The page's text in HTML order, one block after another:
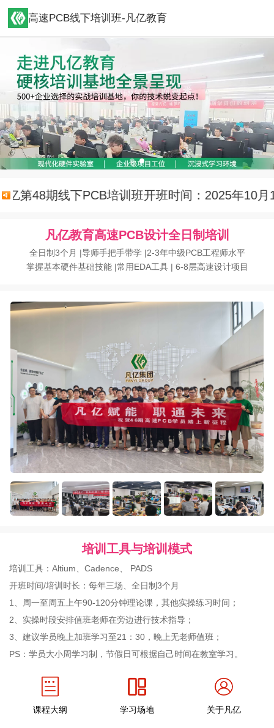
高速PCB线下培训班-凡亿教育
第48期线下PCB培训班开班时间：2025年10月13
凡亿教育高速PCB设计全日制培训
全日制3个月 |导师手把手带学 |2-3年中级PCB工程师水平
掌握基本硬件基础技能 |常用EDA工具 | 6-8层高速设计项目
培训工具与培训模式
培训工具：Altium、Cadence、 PADS
开班时间/培训时长：每年三场、全日制3个月
1、周一至周五上午90-120分钟理论课，其他实操练习时间；
2、实操时段安排值班老师在旁边进行技术指导；
3、建议学员晚上加班学习至21：30，晚上无老师值班；
PS：学员大小周学习制，节假日可根据自己时间在教室学习。
课程大纲 学习场地 关于凡亿